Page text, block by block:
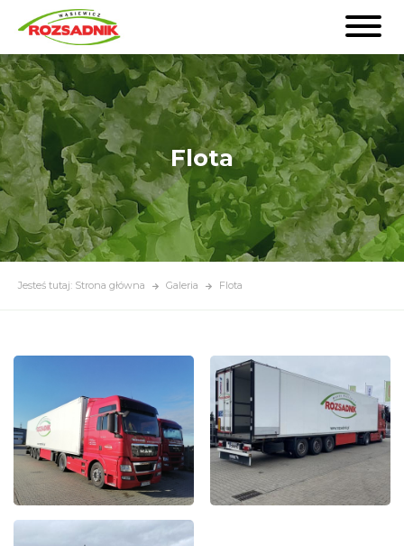
Flota
Jesteś tutaj: Strona główna Galeria Flota